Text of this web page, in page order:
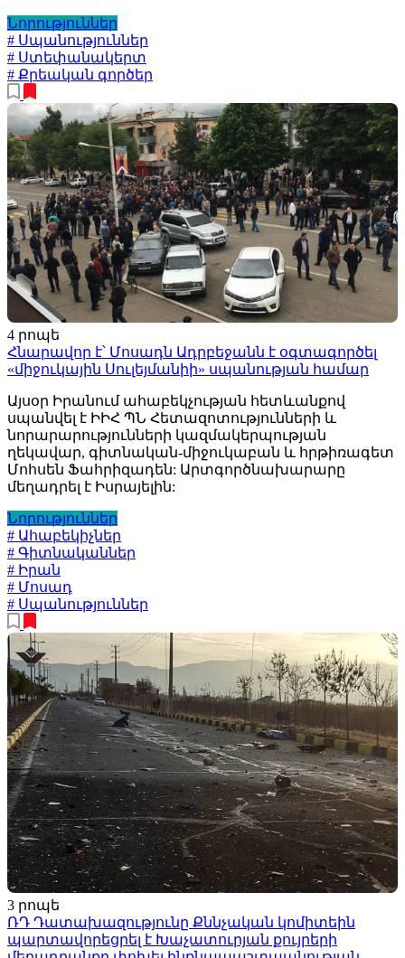
Նորություններ
# Սպանություններ
# Ստեփանակերտ
# Քրեական գործեր
4 րոպե
Հնարավոր է՝ Մոսադն Ադրբեջանն է օգտագործել
«միջուկային Սուլեյմանիի» սպանության համար
Այսօր Իրանում ահաբեկչության հետևանքով
սպանվել է ԻԻՀ ՊՆ Հետազոտությունների և
նորարարությունների կազմակերպության
ղեկավար, գիտնական-միջուկաբան և հրթիռագետ
Մոհսեն Ֆահրիզադեն: Արտգործնախարարը
մեղադրել է Իսրայելին:
Նորություններ
# Ահաբեկիչներ
# Գիտնականներ
# Իրան
# Մոսադ
# Սպանություններ
3 րոպե
ՌԴ Դատախազությունը Քննչական կոմիտեին
պարտավորեցրել է Խաչատուրյան քույրերի